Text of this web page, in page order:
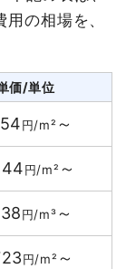
の相場を、
価/単位
円/m² ～
円/m² ～
円/m³～
円/m² ～